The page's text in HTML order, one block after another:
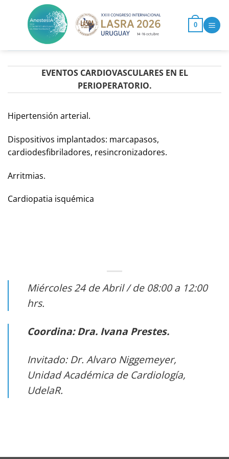
contenido
0
EVENTOS CARDIOVASCULARES EN EL
PERIOPERATORIO.
Hipertensión arterial.
Dispositivos implantados: marcapasos,
cardiodesfibriladores, resincronizadores.
Arritmias.
Cardiopatia isquémica
Miércoles 24 de Abril / de 08:00 a 12:00
hrs.
Coordina: Dra. Ivana Prestes.
Invitado: Dr. Alvaro Niggemeyer,
Unidad Académica de Cardiología,
UdelaR.